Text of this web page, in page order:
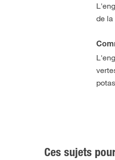
de la
Ces sujets